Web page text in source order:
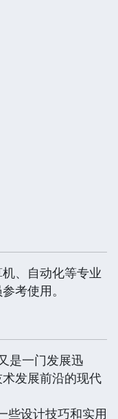
、自动化等专业
考使用。
是一门发展迅
发展前沿的现代
设计技巧和实用